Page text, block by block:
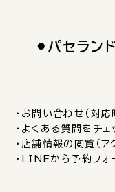
⚫︎パセラン
・お問い合わせ（
・よくある質問をチェ
・店舗情報の閲覧（ア
・LINEから予約フォ